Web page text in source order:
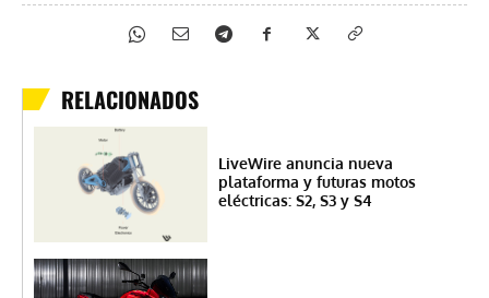
RELACIONADOS
LiveWire anuncia nueva
plataforma y futuras motos
eléctricas: S2, S3 y S4